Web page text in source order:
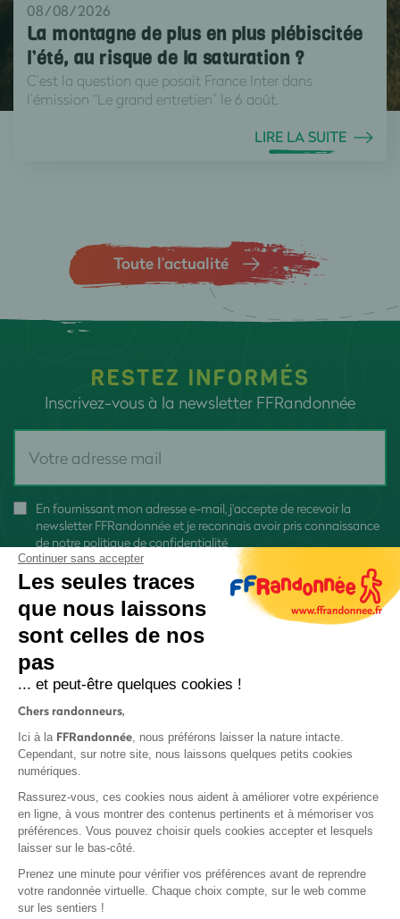
08/08/2026
La montagne de plus en plus plébiscitée
l’été, au risque de la saturation ?
C’est la question que posait France Inter dans
l’émission “Le grand entretien” le 6 août.
LIRE LA SUITE
Toute l’actualité
RESTEZ INFORMÉS
Inscrivez-vous à la newsletter FFRandonnée
En fournissant mon adresse e-mail, j'accepte de recevoir la
newsletter FFRandonnée et je reconnais avoir pris connaissance
de notre politique de confidentialité
Protection des données
Politique de confidentialité
Continuer sans accepter
Les seules traces
que nous laissons
sont celles de nos
pas
... et peut-être quelques cookies !
Chers randonneurs,
Ici à la FFRandonnée, nous préférons laisser la nature intacte.
Cependant, sur notre site, nous laissons quelques petits cookies
numériques.
Rassurez-vous, ces cookies nous aident à améliorer votre expérience
en ligne, à vous montrer des contenus pertinents et à mémoriser vos
préférences. Vous pouvez choisir quels cookies accepter et lesquels
laisser sur le bas-côté.
Prenez une minute pour vérifier vos préférences avant de reprendre
votre randonnée virtuelle. Chaque choix compte, sur le web comme
sur les sentiers !